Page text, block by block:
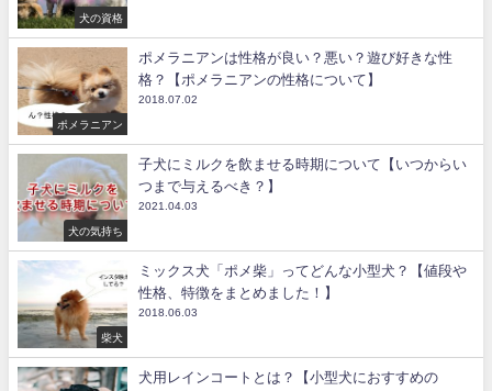
犬の資格
ポメラニアン
ポメラニアンは性格が良い？悪い？遊び好きな性
格？【ポメラニアンの性格について】
2018.07.02
犬の気持ち
子犬にミルクを飲ませる時期について【いつからい
つまで与えるべき？】
2021.04.03
柴犬
ミックス犬「ポメ柴」ってどんな小型犬？【値段や
性格、特徴をまとめました！】
2018.06.03
犬用レインコートとは？【小型犬におすすめの